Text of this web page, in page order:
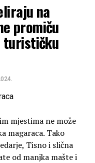
na
promiču
turističku
mjestima ne može
magaraca. Tako
Tisno i slična
od manjka mašte i